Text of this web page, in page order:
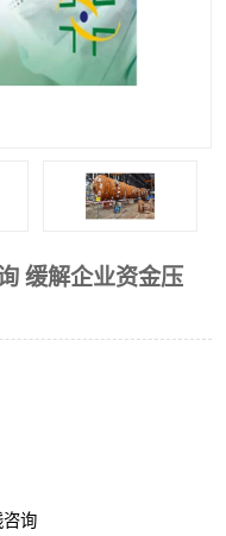
缓解企业资金压
咨询